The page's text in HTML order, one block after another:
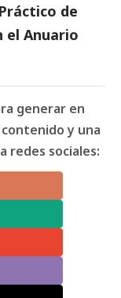
de
el Anuario
generar en
y una
redes sociales: